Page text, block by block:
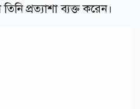
প্রত্যাশা ব্যক্ত করেন।